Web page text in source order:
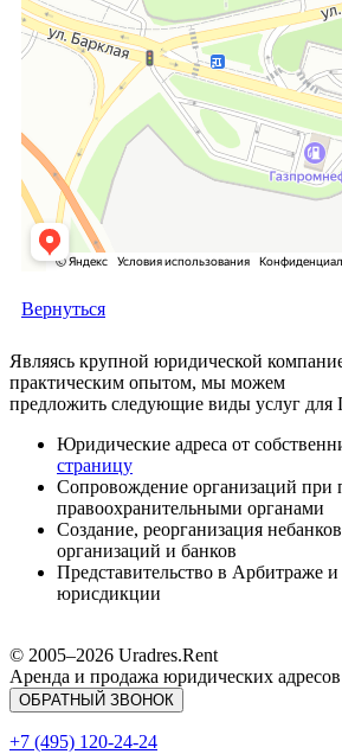
Вернуться
Являясь крупной юридической
практическим опытом, мы можем
предложить следующие виды услуг для
Юридические адреса от
страницу
Сопровождение организаций при
правоохранительными органами
Создание, реорганизация
организаций и банков
Представительство в Арбитраже
юрисдикции
© 2005–2026 Uradres.Rent
Аренда и продажа юридических адресов
ОБРАТНЫЙ ЗВОНОК
+7 (495) 120-24-24